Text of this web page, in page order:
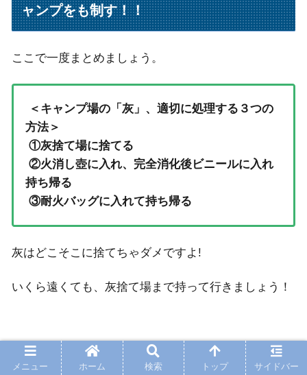
ャンプをも制す！！
ここで一度まとめましょう。
＜キャンプ場の「灰」、適切に処理する３つの
方法＞
①灰捨て場に捨てる
②火消し壺に入れ、完全消化後ビニールに入れ
持ち帰る
③耐火バッグに入れて持ち帰る
灰はどこそこに捨てちゃダメですよ!
いくら遠くても、灰捨て場まで持って行きましょう！
キャンプ場の管理者さんもきちんと見ています。
メニュー ホーム 検索 トップ サイドバー